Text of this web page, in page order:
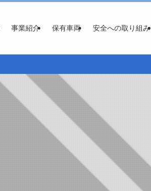
事業紹介 保有車両 安全への取り組み